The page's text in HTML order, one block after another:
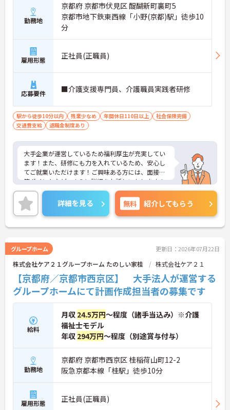
勤務地
京都府 京都市伏見区 醍醐新町裏町5
京都市地下鉄東西線「小野(京都)駅」徒歩10
分
雇用形態 正社員(正職員)
応募要件 ■介護支援専門員、介護職員実践者研修
駅から徒歩10分以内 残業少なめ 年間休日110日以上
社会保険完備
交通費支給
退職金制度あり
大手企業が運営しているため福利厚生が充実してい
ます！また、研修にも力を入れているため、安心し
てご就業いただけます！ご興味ある方には、面接対
策ポイントなど、さらに詳細をお話しいたしますの
でお気軽にご相談ください！
詳細を見る 無料 紹介してもらう
グループホーム 更新日：2026年07月22日
株式会社ケア２１グループホーム たのしい家桂 株式会社ケア２１
【京都府／京都市西京区】 大手法人が運営する
グループホームにて計画作成担当者の募集です
給料
月収 24.5万円～程度（諸手当込み）※介護
福祉士モデル
年収 294万円～程度（別途賞与付与）
勤務地
京都府 京都市西京区 桂稲荷山町12-2
阪急京都本線「桂駅」徒歩10分
雇用形態 正社員(正職員)